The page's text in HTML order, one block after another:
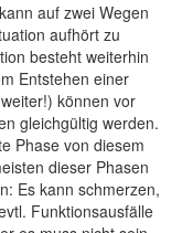
auf zwei Wegen
aufhört zu
besteht weiterhin
Entstehen einer
können vor
gleichgültig werden.
Phase von diesem
dieser Phasen
Es kann schmerzen,
Funktionsausfälle